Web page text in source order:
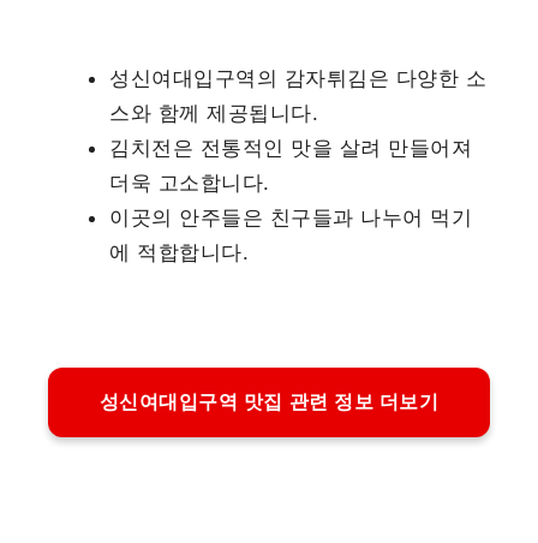
성신여대입구역의 감자튀김은 다양한 소
스와 함께 제공됩니다.
김치전은 전통적인 맛을 살려 만들어져
더욱 고소합니다.
이곳의 안주들은 친구들과 나누어 먹기
에 적합합니다.
성신여대입구역 맛집 관련 정보 더보기